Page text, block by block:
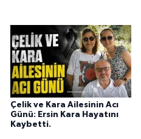
Çelik ve Kara Ailesinin Acı
Günü: Ersin Kara Hayatını
Kaybetti.